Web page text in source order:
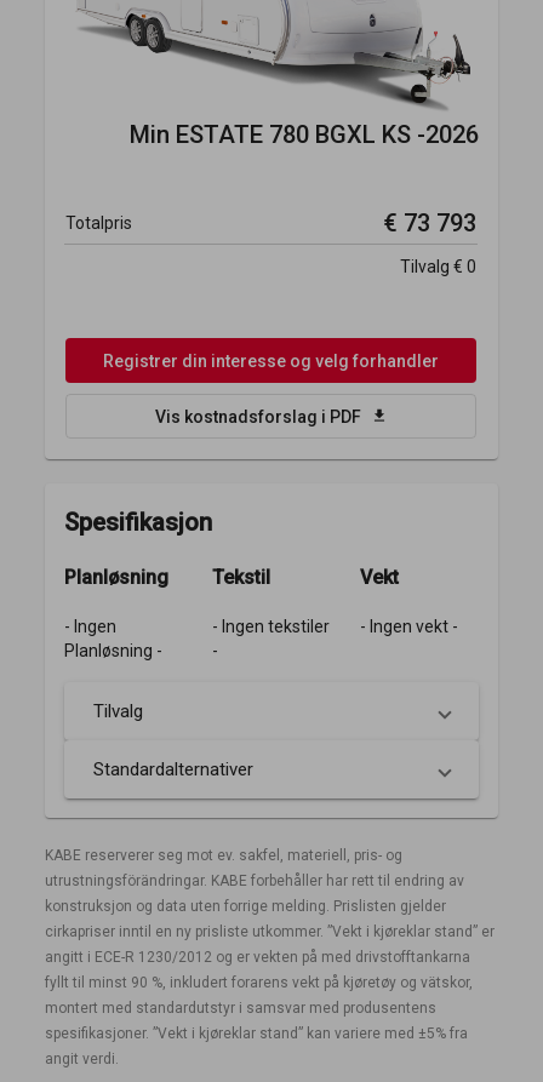
Min ESTATE 780 BGXL KS -2026
Totalpris € 73 793
Tilvalg € 0
Registrer din interesse og velg forhandler
Vis kostnadsforslag i PDF download
Spesifikasjon
Planløsning
- Ingen
Planløsning -
Tekstil
- Ingen tekstiler
-
Vekt
- Ingen vekt -
Tilvalg
Standardalternativer
KABE reserverer seg mot ev. sakfel, materiell, pris- og
utrustningsförändringar. KABE forbehåller har rett til endring av
konstruksjon og data uten forrige melding. Prislisten gjelder
cirkapriser inntil en ny prisliste utkommer. ”Vekt i kjøreklar stand” er
angitt i ECE-R 1230/2012 og er vekten på med drivstofftankarna
fyllt til minst 90 %, inkludert forarens vekt på kjøretøy og vätskor,
montert med standardutstyr i samsvar med produsentens
spesifikasjoner. ”Vekt i kjøreklar stand” kan variere med ±5% fra
angit verdi.